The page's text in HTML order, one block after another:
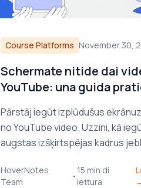
Course Platforms November 30,
Schermate nitide dai
YouTube: una guida
Pārstāj iegūt izplūdušus
no YouTube video. Uzzini, kā
augstas izšķirtspējas kadrus
HoverNotes
Team
•
15 min di
lettura